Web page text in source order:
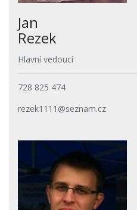
Jan
Rezek
Hlavní vedoucí
728 825 474
rezek1111@seznam.cz